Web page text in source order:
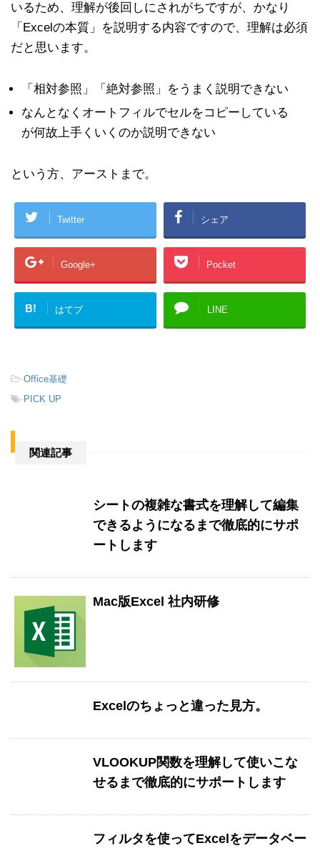
いるため、理解が後回しにされがちですが、かなり
「Excelの本質」を説明する内容ですので、理解は必須
だと思います。
「相対参照」「絶対参照」をうまく説明できない
なんとなくオートフィルでセルをコピーしている
が何故上手くいくのか説明できない
という方、アーストまで。
Twitter シェア
Google+ Pocket
B! はてブ LINE
-Office基礎
-PICK UP
関連記事
シートの複雑な書式を理解して編集
できるようになるまで徹底的にサポ
ートします
Mac版Excel 社内研修
Excelのちょっと違った見方。
VLOOKUP関数を理解して使いこな
せるまで徹底的にサポートします
フィルタを使ってExcelをデータベー